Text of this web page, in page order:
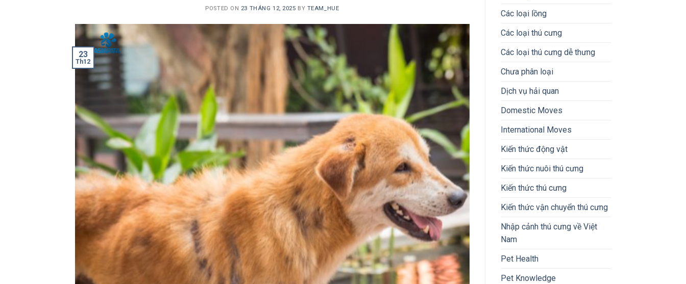
POSTED ON 23 THÁNG 12, 2025 BY TEAM_HUE
23
Th12
Các loại lồng
Các loại thú cưng
Các loại thú cưng dễ thưng
Chưa phân loại
Dịch vụ hải quan
Domestic Moves
International Moves
Kiến thức động vật
Kiến thức nuôi thú cưng
Kiến thức thú cưng
Kiến thức vận chuyển thú cưng
Nhập cảnh thú cưng về Việt
Nam
Pet Health
Pet Knowledge